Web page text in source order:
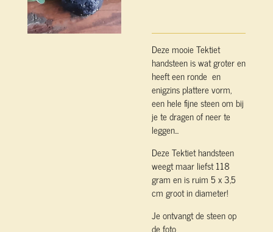
Deze mooie Tektiet
handsteen is wat groter en
heeft een ronde en
enigzins plattere vorm,
een hele fijne steen om bij
je te dragen of neer te
leggen...
Deze Tektiet handsteen
weegt maar liefst 118
gram en is ruim 5 x 3,5
cm groot in diameter!
Je ontvangt de steen op
de foto